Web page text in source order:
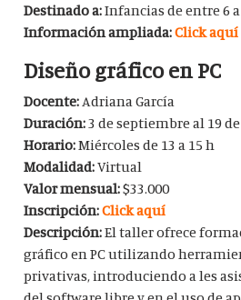
Destinado a:Infancias de entre 6 a
Información ampliada:Click aquí
Diseño gráfico en PC
Docente:Adriana García
Duración:3 de septiembre al 19
Horario:Miércoles de 13 a 15 h
Modalidad:Virtual
Valor mensual:$33.000
Inscripción:Click aquí
Descripción:El taller ofrece
gráfico en PC utilizando
privativas, introduciendo a les